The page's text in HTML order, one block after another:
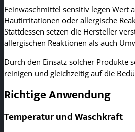
Feinwaschmittel sensitiv legen Wert
Hautirritationen oder allergische
Stattdessen setzen die Hersteller
allergischen Reaktionen als auch
Durch den Einsatz solcher Produkte
reinigen und gleichzeitig auf die
Richtige Anwendung
Temperatur und Waschkraft